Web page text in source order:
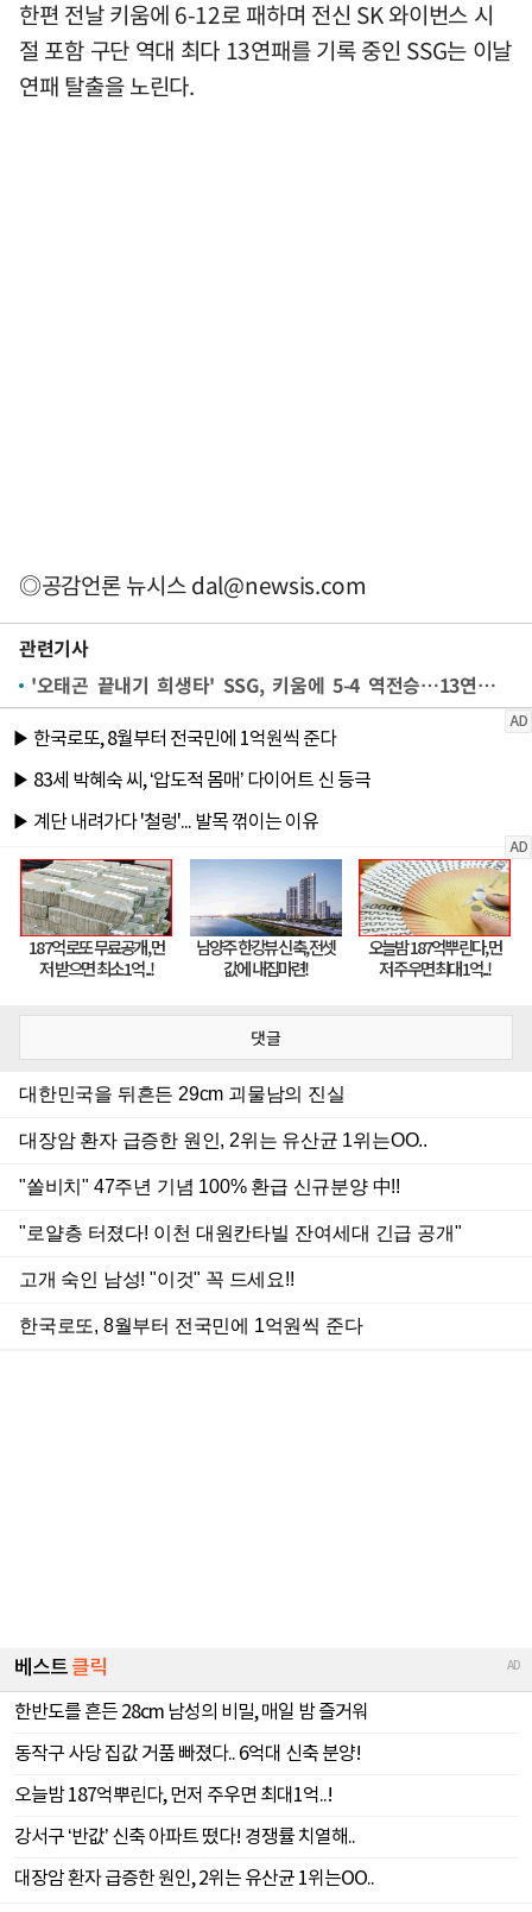
한편 전날 키움에 6-12로 패하며 전신 SK 와이번스 시
절 포함 구단 역대 최다 13연패를 기록 중인 SSG는 이날
연패 탈출을 노린다.
◎공감언론 뉴시스dal@newsis.com
관련기사
'오태곤 끝내기 희생타' SSG, 키움에 5-4 역전승…13연패 수렁 탈출
댓글